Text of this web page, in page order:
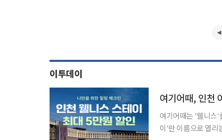
이투데이
여기어때, 인천
여기어때는 '웰니스'
이'란 이름으로 열리